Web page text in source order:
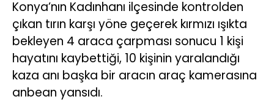
Konya’nın Kadınhanı ilçesinde kontrolden
çıkan tırın karşı yöne geçerek kırmızı ışıkta
bekleyen 4 araca çarpması sonucu 1 kişi
hayatını kaybettiği, 10 kişinin yaralandığı
kaza anı başka bir aracın araç kamerasına
anbean yansıdı.